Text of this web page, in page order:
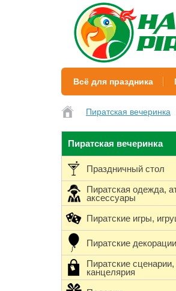
Всё для праздника
Пиратская вечеринка
Пиратская вечеринка
Праздничный стол
Пиратская одежда,
аксессуары
Пиратские игры,
Пиратские декорации
Пиратские сценарии,
канцелярия